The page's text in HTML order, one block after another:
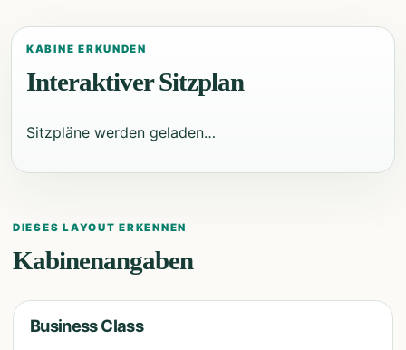
KABINE ERKUNDEN
Interaktiver Sitzplan
Sitzpläne werden geladen…
DIESES LAYOUT ERKENNEN
Kabinenangaben
Business Class